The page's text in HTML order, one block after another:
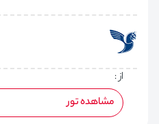
از :
مشاهده تور